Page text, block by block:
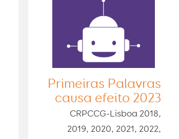
Primeiras Palavras
causa efeito 2023
CRPCCG-Lisboa 2018,
2019, 2020, 2021, 2022,